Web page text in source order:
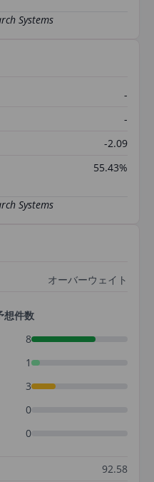
-
-
-2.09
55.43%
オーバーウェイト
想件数
8
1
3
0
0
92.58